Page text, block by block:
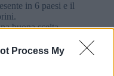
Process My
in 6 paesi e il
buona scelta
Oggi,
rapida crescita